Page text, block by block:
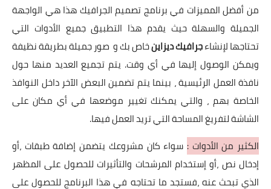
من أفضل المميزات في برنامج تصميم الجرافيك هذا هي الواجهة
الجميلة والسهلة حيث يقدم هذا التطبيق جميع الأدوات التي
تحتاجها لإنشاءجرافيك ديزاينخاص بك و صور جميلة بطريقة نظيفة
ويمكن الوصول إليها في أي وقت. يتم تجميع العديد منها حول
نافذة العمل الرئيسية ، بينما يتم تضمين البعض الآخر داخل النوافذ
الخاصة بهم ، والتي يمكنك تغيير موضعها في أي مكان على
الشاشة لتفريغ المساحة التي تريد العمل فيها.
الكثير من الأدوات : سواء كان مشروعك يتضمن إضافة طبقات ،أو
إدخال نص ،أو إستخدام المرشحات والتأثيرات للحصول على المظهر
الذي تبحث عنه ،فستجد ما تحتاجه في هذا البرنامج للحصول على